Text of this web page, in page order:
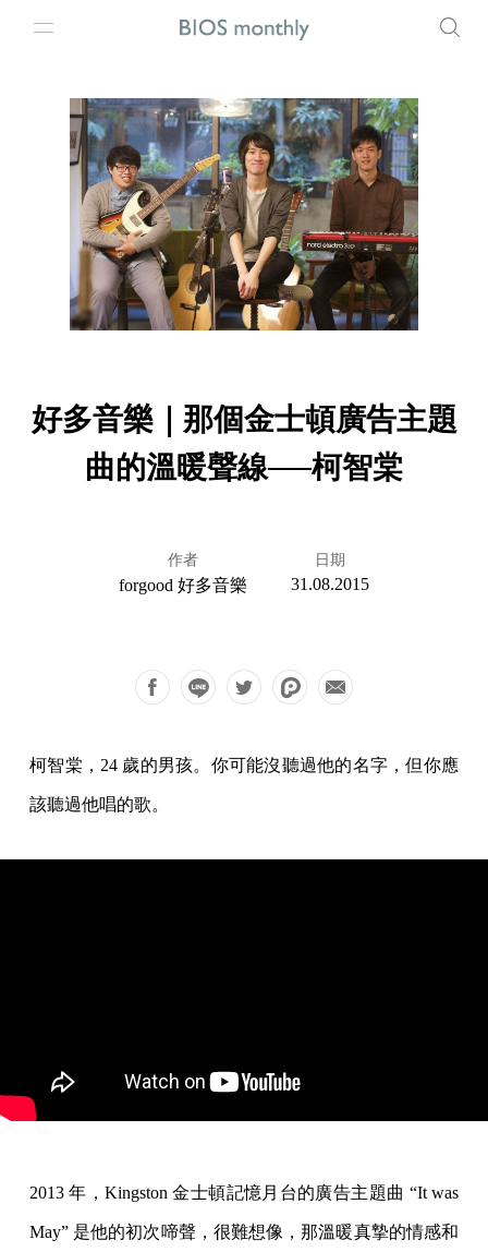
好多音樂｜那個金士頓廣告主題
曲的溫暖聲線──柯智棠
作者
forgood 好多音樂
日期
31.08.2015
柯智棠，24 歲的男孩。你可能沒聽過他的名字，但你應
該聽過他唱的歌。
2013 年，Kingsto­n 金士頓記憶月台的廣告主題曲 “It was
May” 是他的初次啼聲，很難想像，那溫暖真摯的情感和